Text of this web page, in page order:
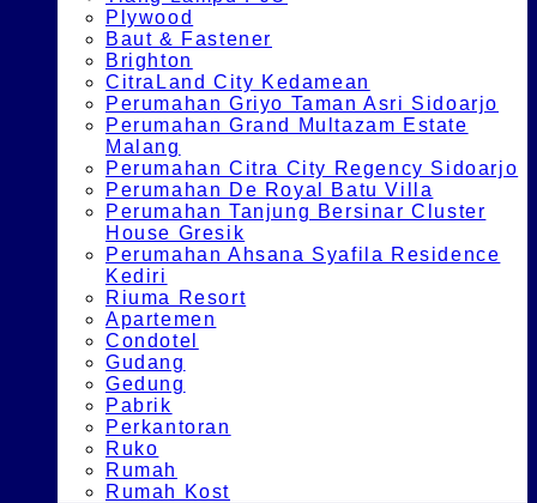
Plywood
Baut & Fastener
Brighton
CitraLand City Kedamean
Perumahan Griyo Taman Asri Sidoarjo
Perumahan Grand Multazam Estate
Malang
Perumahan Citra City Regency Sidoarjo
Perumahan De Royal Batu Villa
Perumahan Tanjung Bersinar Cluster
House Gresik
Perumahan Ahsana Syafila Residence
Kediri
Riuma Resort
Apartemen
Condotel
Gudang
Gedung
Pabrik
Perkantoran
Ruko
Rumah
Rumah Kost